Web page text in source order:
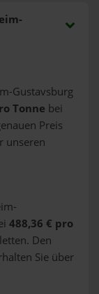
Gustavsburg
Tonne bei
Preis
unseren
488,36 € pro
Den
Sie über